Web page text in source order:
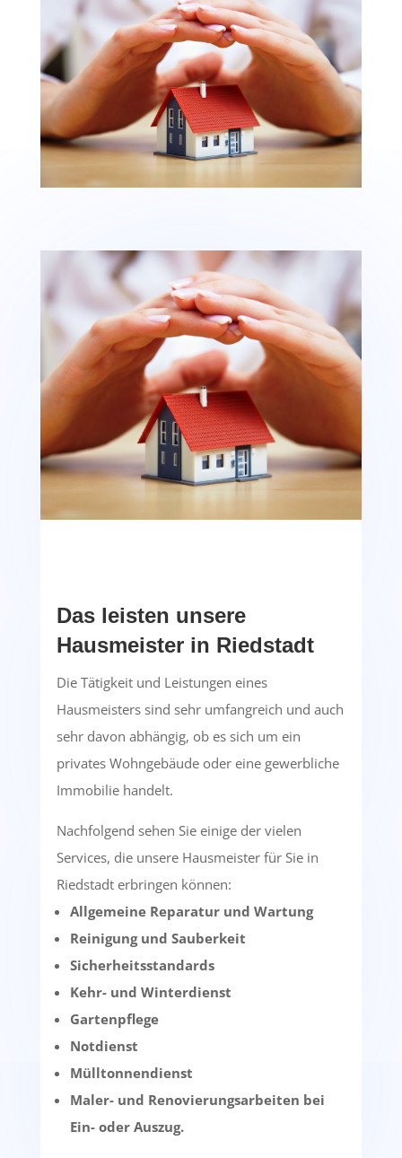
Das leisten unsere
Hausmeister in Riedstadt
Die Tätigkeit und Leistungen eines
Hausmeisters sind sehr umfangreich und auch
sehr davon abhängig, ob es sich um ein
privates Wohngebäude oder eine gewerbliche
Immobilie handelt.
Nachfolgend sehen Sie einige der vielen
Services, die unsere Hausmeister für Sie in
Riedstadt erbringen können:
Allgemeine Reparatur und Wartung
Reinigung und Sauberkeit
Sicherheitsstandards
Kehr- und Winterdienst
Gartenpflege
Notdienst
Mülltonnendienst
Maler- und Renovierungsarbeiten bei
Ein- oder Auszug.